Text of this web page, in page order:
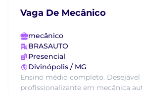
Vaga De Mecânico
mecânico
BRASAUTO
Presencial
Divinópolis / MG
Ensino médio completo.
profissionalizante em mecânica